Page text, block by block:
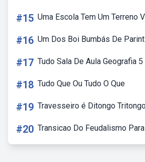
#15 Uma Escola Tem Um Terreno
#16 Um Dos Boi Bumbás De
#17 Tudo Sala De Aula Geografia 5
#18 Tudo Que Ou Tudo O Que
#19 Travesseiro é Ditongo
#20 Transicao Do Feudalismo